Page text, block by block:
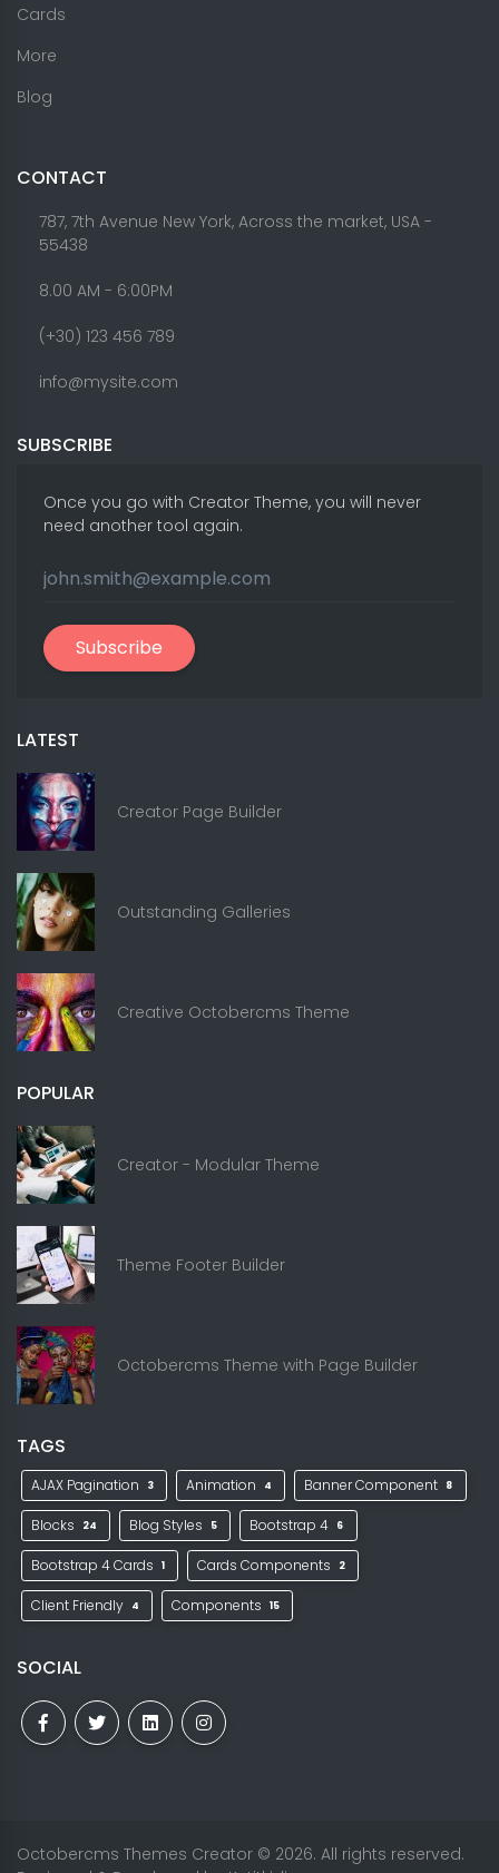
Cards
More
Blog
CONTACT
787, 7th Avenue New York, Across the market, USA -
55438
8.00 AM - 6:00PM
(+30) 123 456 789
info@mysite.com
SUBSCRIBE
Once you go with Creator Theme, you will never
need another tool again.
Subscribe
LATEST
Creator Page Builder
Outstanding Galleries
Creative Octobercms Theme
POPULAR
Creator - Modular Theme
Theme Footer Builder
Octobercms Theme with Page Builder
TAGS
AJAX Pagination 3 Animation 4 Banner Component 8
Blocks 24 Blog Styles 5 Bootstrap 4 6
Bootstrap 4 Cards 1 Cards Components 2
Client Friendly 4 Components 15
SOCIAL
Octobercms Themes Creator © 2026. All rights reserved.